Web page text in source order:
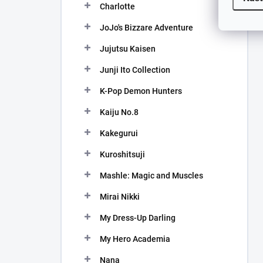
Charlotte
JoJo's Bizzare Adventure
Jujutsu Kaisen
Junji Ito Collection
K-Pop Demon Hunters
Kaiju No.8
Kakegurui
Kuroshitsuji
Mashle: Magic and Muscles
Mirai Nikki
My Dress-Up Darling
My Hero Academia
Nana